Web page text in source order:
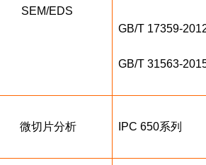
SEM/EDS
GB/T 17359-
GB/T 31563-
微切片分析 IPC 650系列